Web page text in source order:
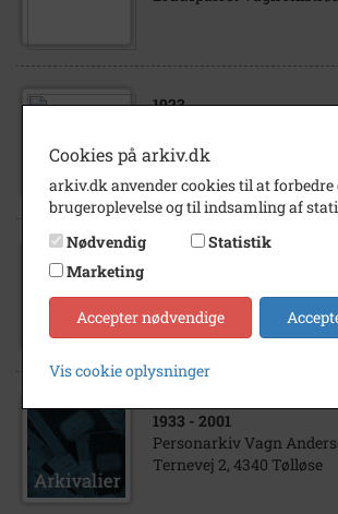
1923
(kaldenavn) Theodor
Karen Kirstine, på
Hilstrøm og hustruen
sønnen Vagn på
1933 - 2001
Personarkiv Vagn
Ternevej 2, 4340 Tølløse
Cookies på arkiv.dk
arkiv.dk anvender cookies til at forbedre
brugeroplevelse og til indsamling af
Nødvendig
Statistik
Marketing
Accepter nødvendige
Vis cookie oplysninger